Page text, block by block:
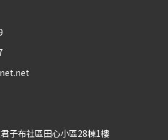
子布社區田心小區28棟1樓